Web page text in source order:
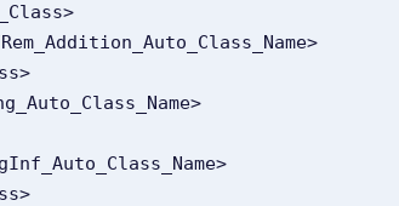
</Rem_Addition_Auto_Class_Name>